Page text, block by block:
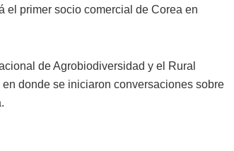
el primer socio comercial de Corea en
de Agrobiodiversidad y el Rural
donde se iniciaron conversaciones sobre